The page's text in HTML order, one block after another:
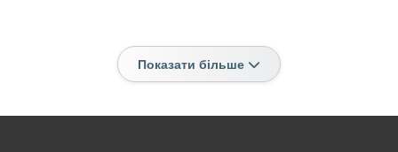
Показати більше